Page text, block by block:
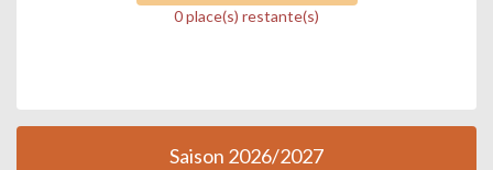
0 place(s) restante(s)
Saison 2026/2027